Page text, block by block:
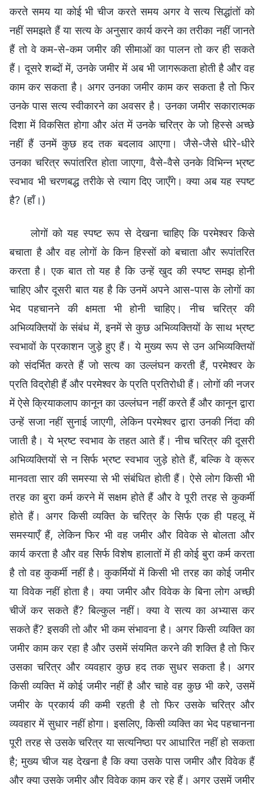
करते समय या कोई भी चीज करते समय अगर वे सत्य सिद्धांतों को
नहीं समझते हैं या सत्य के अनुसार कार्य करने का तरीका नहीं जानते
हैं तो वे कम-से-कम जमीर की सीमाओं का पालन तो कर ही सकते
हैं। दूसरे शब्दों में, उनके जमीर में अब भी जागरूकता होती है और वह
काम कर सकता है। अगर उनका जमीर काम कर सकता है तो फिर
उनके पास सत्य स्वीकारने का अवसर है। उनका जमीर सकारात्मक
दिशा में विकसित होगा और अंत में उनके चरित्र के जो हिस्से अच्छे
नहीं हैं उनमें कुछ हद तक बदलाव आएगा। जैसे-जैसे धीरे-धीरे
उनका चरित्र रूपांतरित होता जाएगा, वैसे-वैसे उनके विभिन्न भ्रष्ट
स्वभाव भी चरणबद्ध तरीके से त्याग दिए जाएँगे। क्या अब यह स्पष्ट
है? (हाँ।)
लोगों को यह स्पष्ट रूप से देखना चाहिए कि परमेश्वर किसे
बचाता है और वह लोगों के किन हिस्सों को बचाता और रूपांतरित
करता है। एक बात तो यह है कि उन्हें खुद की स्पष्ट समझ होनी
चाहिए और दूसरी बात यह है कि उनमें अपने आस-पास के लोगों का
भेद पहचानने की क्षमता भी होनी चाहिए। नीच चरित्र की
अभिव्यक्तियों के संबंध में, इनमें से कुछ अभिव्यक्तियों के साथ भ्रष्ट
स्वभावों के प्रकाशन जुड़े हुए हैं। ये मुख्य रूप से उन अभिव्यक्तियों
को संदर्भित करते हैं जो सत्य का उल्लंघन करती हैं, परमेश्वर के
प्रति विद्रोही हैं और परमेश्वर के प्रति प्रतिरोधी हैं। लोगों की नजर
में ऐसे क्रियाकलाप कानून का उल्लंघन नहीं करते हैं और कानून द्वारा
उन्हें सजा नहीं सुनाई जाएगी, लेकिन परमेश्वर द्वारा उनकी निंदा की
जाती है। ये भ्रष्ट स्वभाव के तहत आते हैं। नीच चरित्र की दूसरी
अभिव्यक्तियों से न सिर्फ भ्रष्ट स्वभाव जुड़े होते हैं, बल्कि वे क्रूर
मानवता सार की समस्या से भी संबंधित होती हैं। ऐसे लोग किसी भी
तरह का बुरा कर्म करने में सक्षम होते हैं और वे पूरी तरह से कुकर्मी
होते हैं। अगर किसी व्यक्ति के चरित्र के सिर्फ एक ही पहलू में
समस्याएँ हैं, लेकिन फिर भी वह जमीर और विवेक से बोलता और
कार्य करता है और वह सिर्फ विशेष हालातों में ही कोई बुरा कर्म करता
है तो वह कुकर्मी नहीं है। कुकर्मियों में किसी भी तरह का कोई जमीर
या विवेक नहीं होता है। क्या जमीर और विवेक के बिना लोग अच्छी
चीजें कर सकते हैं? बिल्कुल नहीं। क्या वे सत्य का अभ्यास कर
सकते हैं? इसकी तो और भी कम संभावना है। अगर किसी व्यक्ति का
जमीर काम कर रहा है और उसमें संयमित करने की शक्ति है तो फिर
उसका चरित्र और व्यवहार कुछ हद तक सुधर सकता है। अगर
किसी व्यक्ति में कोई जमीर नहीं है और चाहे वह कुछ भी करे, उसमें
जमीर के प्रकार्य की कमी रहती है तो फिर उसके चरित्र और
व्यवहार में सुधार नहीं होगा। इसलिए, किसी व्यक्ति का भेद पहचानना
पूरी तरह से उसके चरित्र या सत्यनिष्ठा पर आधारित नहीं हो सकता
है; मुख्य चीज यह देखना है कि क्या उसके पास जमीर और विवेक हैं
और क्या उसके जमीर और विवेक काम कर रहे हैं। अगर उसमें जमीर